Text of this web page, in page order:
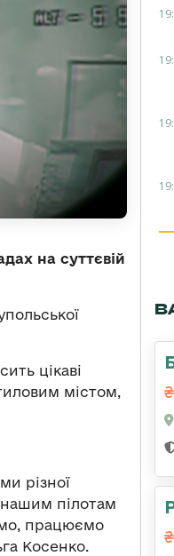
на суттєвій
цікаві
містом,
різної
нашим пілотам
працюємо
Косенко.